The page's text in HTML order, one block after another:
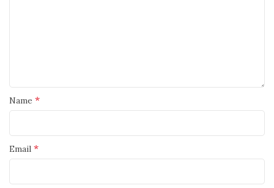
Name *
Email *